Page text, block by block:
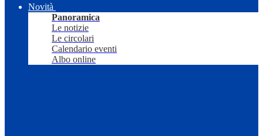
Novità
Panoramica
Le notizie
Le circolari
Calendario eventi
Albo online